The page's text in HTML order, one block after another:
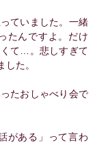
ていました。一緒
たんですよ。だけ
て…。悲しすぎて
た。
たおしゃべり会で
がある」って言わ